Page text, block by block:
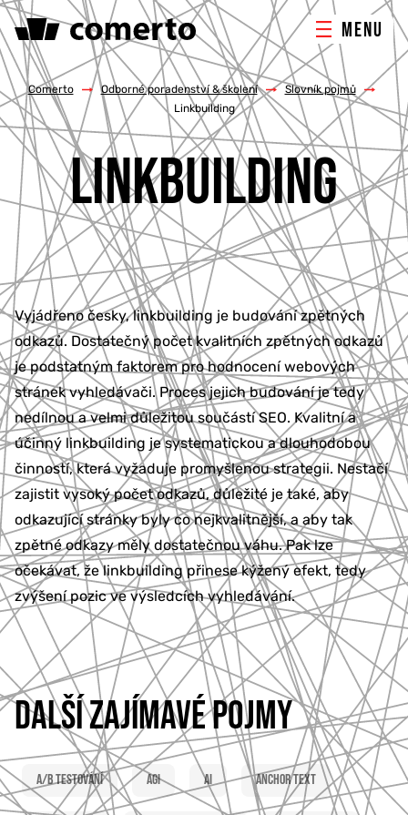
MENU
ONLINE MARKETING
TVORBA WEBU
PORADENSTVÍ & ŠKOLENÍ
REFERENCE
O NÁS
KONTAKTY
777 353 464
Comerto / Odborné poradenství & školení / Slovník pojmů
/
Linkbuilding
LINKBUILDING
Vyjádřeno česky, linkbuilding je budování zpětných
odkazů. Dostatečný počet kvalitních zpětných odkazů
je podstatným faktorem pro hodnocení webových
stránek vyhledávači. Proces jejich budování je tedy
nedílnou a velmi důležitou součástí SEO. Kvalitní a
účinný linkbuilding je systematickou a dlouhodobou
činností, která vyžaduje promyšlenou strategii. Nestačí
zajistit vysoký počet odkazů, důležité je také, aby
odkazující stránky byly co nejkvalitnější, a aby tak
zpětné odkazy měly dostatečnou váhu. Pak lze
očekávat, že linkbuilding přinese kýžený efekt, tedy
zvýšení pozic ve výsledcích vyhledávání.
DALŠÍ ZAJÍMAVÉ POJMY
A/B testování AGI AI Anchor text